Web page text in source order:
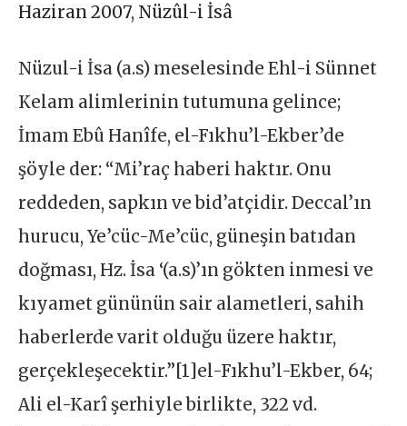
Haziran 2007, Nüzûl-i İsâ
Nüzul-i İsa (a.s) meselesinde Ehl-i Sünnet
Kelam alimlerinin tutumuna gelince;
İmam Ebû Hanîfe, el-Fıkhu’l-Ekber’de
şöyle der: “Mi’raç haberi haktır. Onu
reddeden, sapkın ve bid’atçidir. Deccal’ın
hurucu, Ye’cüc-Me’cüc, güneşin batıdan
doğması, Hz. İsa ‘(a.s)’ın gökten inmesi ve
kıyamet gününün sair alametleri, sahih
haberlerde varit olduğu üzere haktır,
gerçekleşecektir.”[1]el-Fıkhu’l-Ekber, 64;
Ali el-Karî şerhiyle birlikte, 322 vd.